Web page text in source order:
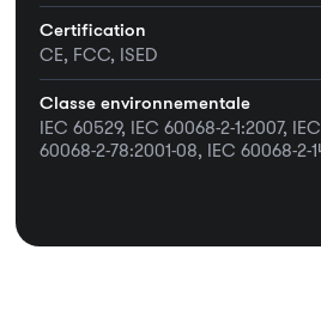
Certification
CE, FCC, ISED
Classe environnementale
IEC 60529, IEC 60068-2-1:2007,
60068-2-78:2001-08, IEC 60068-2-